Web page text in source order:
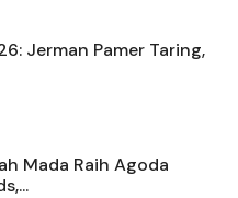
Jerman Pamer Taring,
Mada Raih Agoda